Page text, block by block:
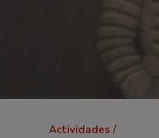
Ruta
Actividades